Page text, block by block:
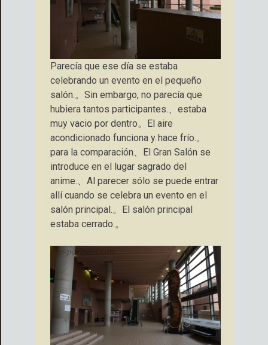
Parecía que ese día se estaba
celebrando un evento en el pequeño
salón.。Sin embargo, no parecía que
hubiera tantos participantes.、estaba
muy vacio por dentro。El aire
acondicionado funciona y hace frío.。
para la comparación、El Gran Salón se
introduce en el lugar sagrado del
anime.、Al parecer sólo se puede entrar
allí cuando se celebra un evento en el
salón principal.。El salón principal
estaba cerrado.。